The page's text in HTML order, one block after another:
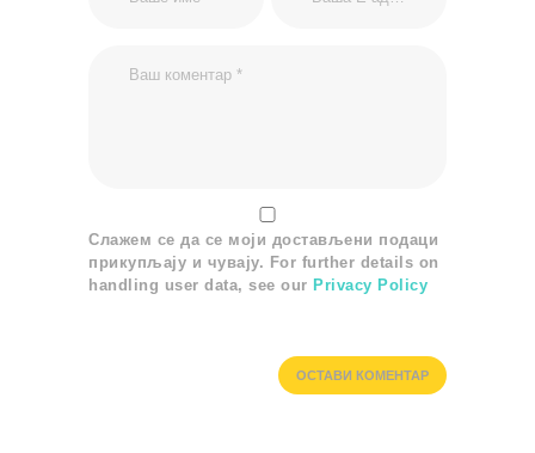
Слажем се да се моји достављени подаци
прикупљају и чувају. For further details on
handling user data, see our Privacy Policy